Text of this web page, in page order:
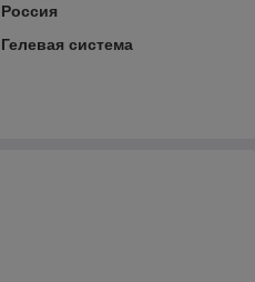
Россия
Гелевая система